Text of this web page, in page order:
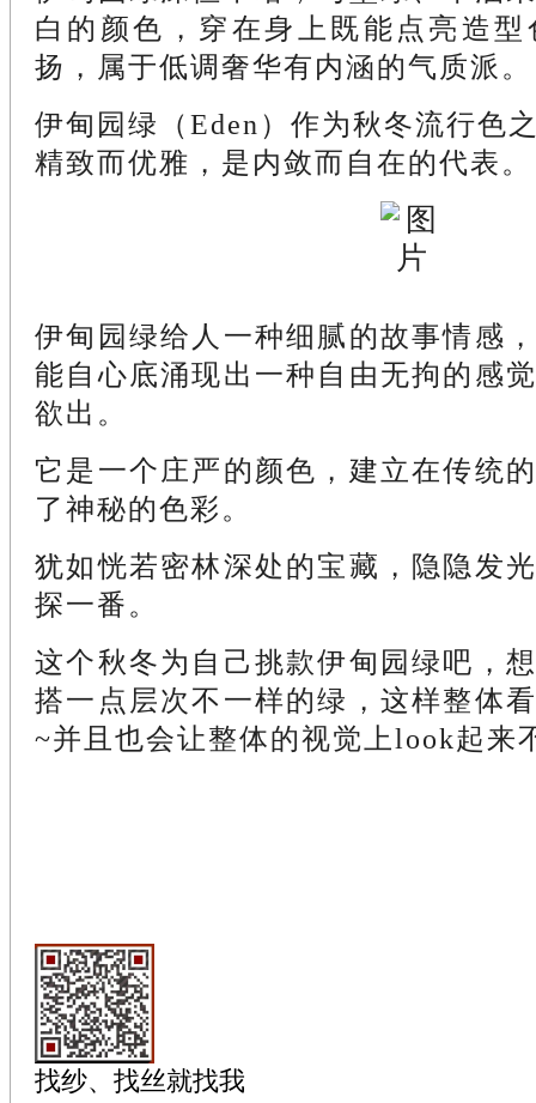
白的颜色，穿在身上既能点亮造
扬，属于低调奢华有内涵的气质派。
伊甸园绿（Eden）作为秋冬流行色
精致而优雅，是内敛而自在的代表。
伊甸园绿给人一种细腻的故事情感
能自心底涌现出一种自由无拘的感
欲出。
它是一个庄严的颜色，建立在传统
了神秘的色彩。
犹如恍若密林深处的宝藏，隐隐发
探一番。
这个秋冬为自己挑款伊甸园绿吧，
搭一点层次不一样的绿，这样整体
~并且也会让整体的视觉上look起来
找纱、找丝就找我